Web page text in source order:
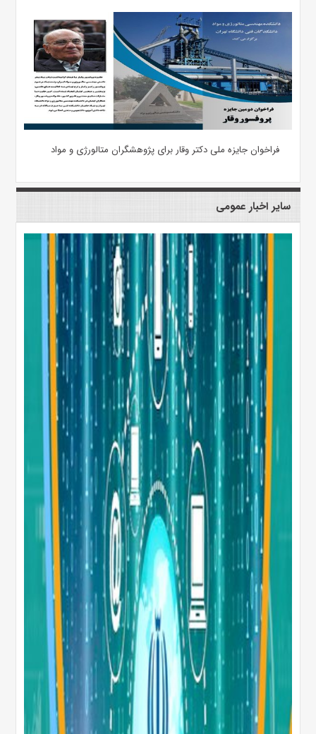
فراخوان جایزه ملی دکتر وقار برای پژوهشگران متالورژی و مواد
سایر اخبار عمومی